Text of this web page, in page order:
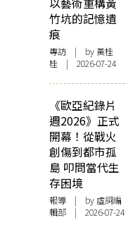
以藝術重構黃
竹坑的記憶遺
痕
專訪 | by 黃桂
桂 | 2026-07-24
《歐亞紀錄片
週2026》正式
開幕！從戰火
創傷到都市孤
島 叩問當代生
存困境
報導 | by 虛詞編
輯部 | 2026-07-24